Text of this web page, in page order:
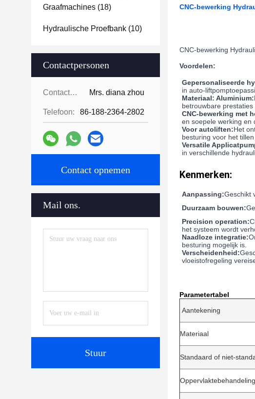
Graafmachines (18)
Hydraulische Proefbank (10)
Contactpersonen
Contactpersonen: Mrs. diana zhou
Telefoon: 86-188-2364-2802
Contact opnemen
Mail ons.
Stuur
CNC-bewerking
CNC-bewerking
Voordelen:
Gepersonaliseerde
in auto-
Materiaal: Aluminium:
betrouwbare
CNC-bewerking met
en soepele werking en
Voor autoliften:Het
besturing voor het
Versatile
in verschillende
Kenmerken:
Aanpassing:Geschikt
Duurzaam bouwen:
Precision operation:
het systeem wordt
Naadloze integratie:
besturing mogelijk is.
Verscheidenheid:
vloeistofregeling
Parametertabel
Aantekening
Materiaal
Standaard of niet-
Oppervlaktebehandeling